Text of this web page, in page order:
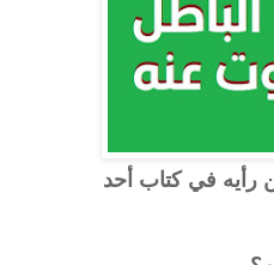
رأيه في كتاب أحد